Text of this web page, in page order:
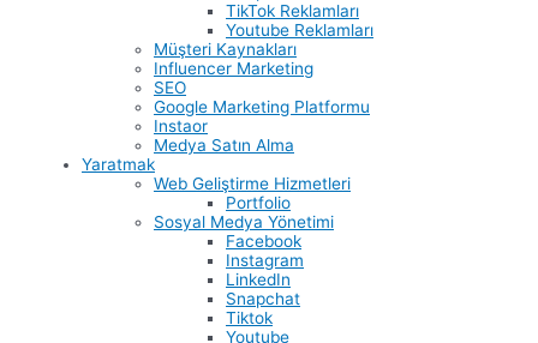
TikTok Reklamları
Youtube Reklamları
Müşteri Kaynakları
Influencer Marketing
SEO
Google Marketing Platformu
Instaor
Medya Satın Alma
Yaratmak
Web Geliştirme Hizmetleri
Portfolio
Sosyal Medya Yönetimi
Facebook
Instagram
LinkedIn
Snapchat
Tiktok
Youtube